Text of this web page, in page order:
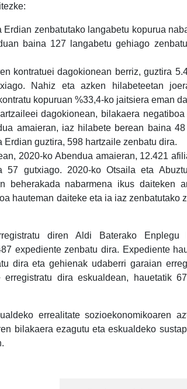
zenbatutako langabetu kopurua
baina 127 langabetu gehiago
kontratuei dagokionean berriz, guztira
Nahiz eta azken hilabeteetan
kopuruan %33,4-ko jaitsiera eman
dagokionean, bilakaera negatiboa
amaieran, iaz hilabete berean baina
guztira, 598 hartzaile zenbatu dira.
2020-ko Abendua amaieran, 12.421
57 gutxiago. 2020-ko Otsaila eta
beherakada nabarmena ikus daiteken
hauteman daiteke eta ia iaz zenbatutako
diren Aldi Baterako Enplegu
expediente zenbatu dira. Expediente
dira eta gehienak udaberri garaian
dira eskualdean, hauetatik
errealitate sozioekonomikoaren
bilakaera ezagutu eta eskualdeko